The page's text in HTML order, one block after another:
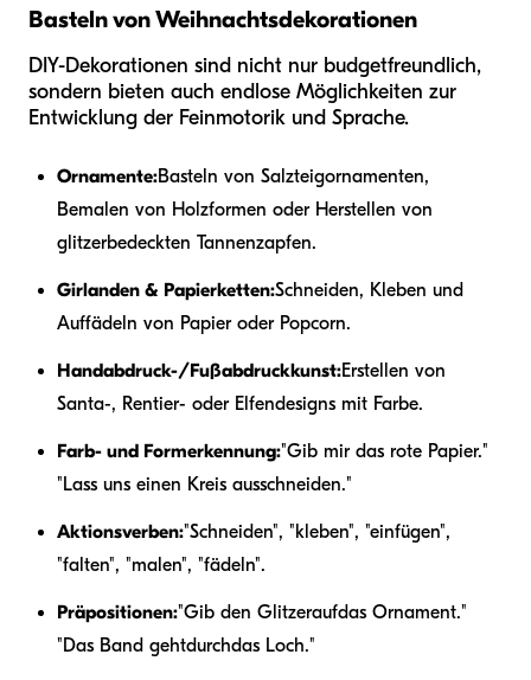
Basteln von Weihnachtsdekorationen
DIY-Dekorationen sind nicht nur budgetfreundlich,
sondern bieten auch endlose Möglichkeiten zur
Entwicklung der Feinmotorik und Sprache.
Ornamente:Basteln von Salzteigornamenten,
Bemalen von Holzformen oder Herstellen von
glitzerbedeckten Tannenzapfen.
Girlanden & Papierketten:Schneiden, Kleben und
Auffädeln von Papier oder Popcorn.
Handabdruck-/Fußabdruckkunst:Erstellen von
Santa-, Rentier- oder Elfendesigns mit Farbe.
Farb- und Formerkennung:"Gib mir das rote Papier."
"Lass uns einen Kreis ausschneiden."
Aktionsverben:"Schneiden", "kleben", "einfügen",
"falten", "malen", "fädeln".
Präpositionen:"Gib den Glitzeraufdas Ornament."
"Das Band gehtdurchdas Loch."